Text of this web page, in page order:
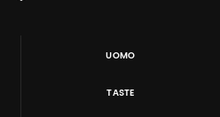
UOMO
TASTE